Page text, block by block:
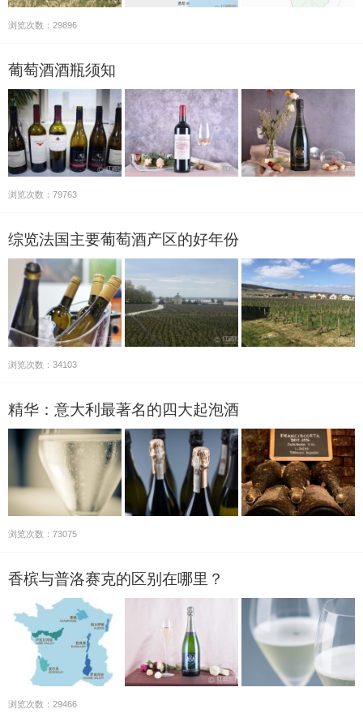
浏览次数：29896
葡萄酒酒瓶须知
浏览次数：79763
综览法国主要葡萄酒产区的好年份
浏览次数：34103
精华：意大利最著名的四大起泡酒
浏览次数：73075
香槟与普洛赛克的区别在哪里？
浏览次数：29466